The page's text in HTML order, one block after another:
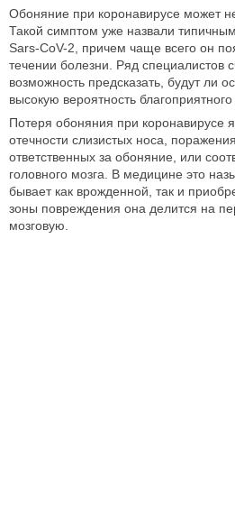
Обоняние при коронавирусе может
Такой симптом уже назвали
Sars-CoV-2, причем чаще всего он
течении болезни. Ряд специалистов
возможность предсказать, будут ли
высокую вероятность благоприятного
Потеря обоняния при коронавирусе
отечности слизистых носа,
ответственных за обоняние, или
головного мозга. В медицине это
бывает как врожденной, так и
зоны повреждения она делится на
мозговую.